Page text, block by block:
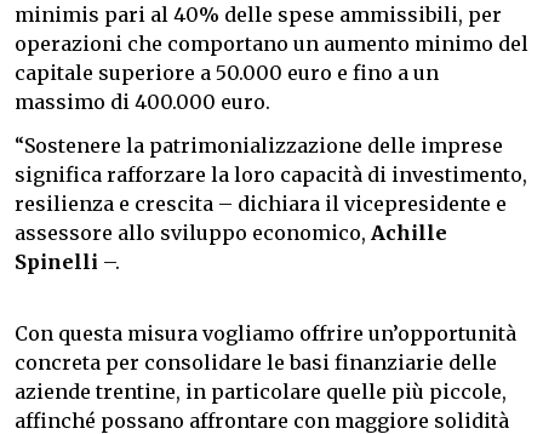
minimis pari al 40% delle spese ammissibili, per
operazioni che comportano un aumento minimo del
capitale superiore a 50.000 euro e fino a un
massimo di 400.000 euro.
“Sostenere la patrimonializzazione delle imprese
significa rafforzare la loro capacità di investimento,
resilienza e crescita – dichiara il vicepresidente e
assessore allo sviluppo economico, Achille
Spinelli –.
Con questa misura vogliamo offrire un’opportunità
concreta per consolidare le basi finanziarie delle
aziende trentine, in particolare quelle più piccole,
affinché possano affrontare con maggiore solidità